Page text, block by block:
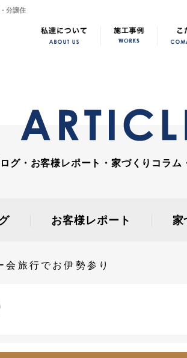
分譲住
ログ・お客様レポート・家づくりコラム
お客様レポート 家
会旅行でお伊勢参り